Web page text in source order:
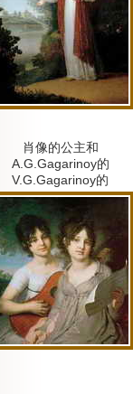
肖像的公主和
A.G.Gagarinoy的
V.G.Gagarinoy的